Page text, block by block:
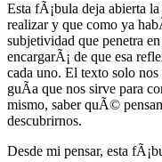
Esta fÃ¡bula deja abierta
realizar y que como ya
subjetividad que penetra
encargarÃ¡ de que esa
cada uno. El texto solo
guÃ­a que nos sirve para
mismo, saber quÃ©
descubrirnos.
Desde mi pensar, esta